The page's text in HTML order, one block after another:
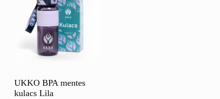
UKKO BPA mentes
kulacs Lila